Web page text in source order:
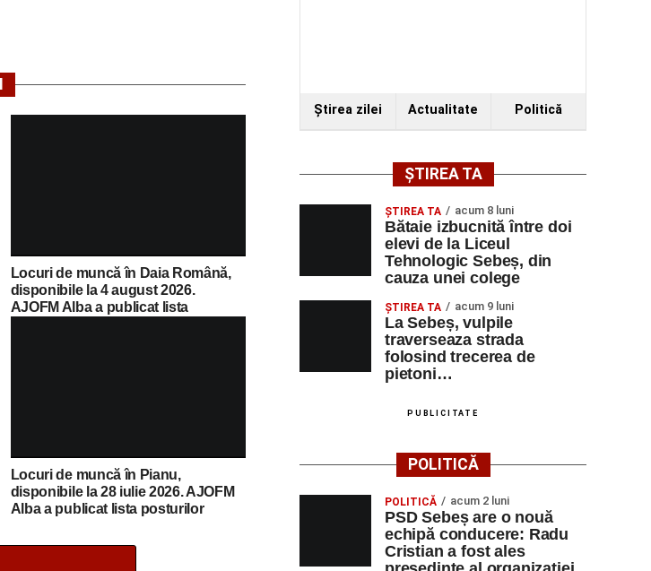
Locuri de muncă în Daia Română,
disponibile la 4 august 2026.
AJOFM Alba a publicat lista
Locuri de muncă în Pianu,
disponibile la 28 iulie 2026. AJOFM
Alba a publicat lista posturilor
Ştirea zilei Actualitate Politică
ȘTIREA TA
ŞTIREA TA acum 8 luni
Bătaie izbucnită între doi
elevi de la Liceul
Tehnologic Sebeș, din
cauza unei colege
ŞTIREA TA acum 9 luni
La Sebeș, vulpile
traverseaza strada
folosind trecerea de
pietoni…
PUBLICITATE
POLITICĂ
POLITICĂ acum 2 luni
PSD Sebeș are o nouă
echipă conducere: Radu
Cristian a fost ales